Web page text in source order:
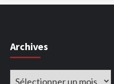
Archives
Archives